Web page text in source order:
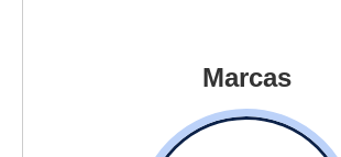
Marcas